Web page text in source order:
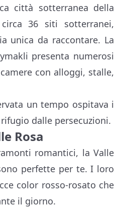
città sotterranea della
36 siti sotterranei,
unica da raccontare. La
presenta numerosi
con alloggi, stalle,
un tempo ospitava i
dalle persecuzioni.
Rosa
romantici, la Valle
perfette per te. I loro
color rosso-rosato che
il giorno.